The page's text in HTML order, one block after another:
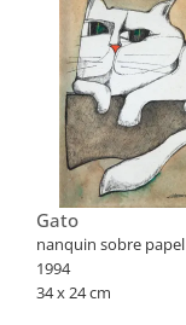
Gato
nanquin sobre papel
1994
34 x 24 cm